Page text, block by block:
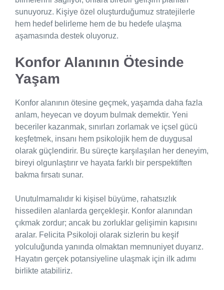
sunuyoruz. Kişiye özel oluşturduğumuz stratejilerle
hem hedef belirleme hem de bu hedefe ulaşma
aşamasında destek oluyoruz.
Konfor Alanının Ötesinde
Yaşam
Konfor alanının ötesine geçmek, yaşamda daha fazla
anlam, heyecan ve doyum bulmak demektir. Yeni
beceriler kazanmak, sınırları zorlamak ve içsel gücü
keşfetmek, insanı hem psikolojik hem de duygusal
olarak güçlendirir. Bu süreçte karşılaşılan her deneyim,
bireyi olgunlaştırır ve hayata farklı bir perspektiften
bakma fırsatı sunar.
Unutulmamalıdır ki kişisel büyüme, rahatsızlık
hissedilen alanlarda gerçekleşir. Konfor alanından
çıkmak zordur; ancak bu zorluklar gelişimin kapısını
aralar. Felicita Psikoloji olarak sizlerin bu keşif
yolculuğunda yanında olmaktan memnuniyet duyarız.
Hayatın gerçek potansiyeline ulaşmak için ilk adımı
birlikte atabiliriz.